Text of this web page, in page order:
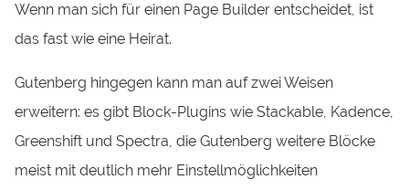
Wenn man sich für einen Page Builder entscheidet, ist
das fast wie eine Heirat.
Gutenberg hingegen kann man auf zwei Weisen
erweitern: es gibt Block-Plugins wie Stackable, Kadence,
Greenshift und Spectra, die Gutenberg weitere Blöcke
meist mit deutlich mehr Einstellmöglichkeiten